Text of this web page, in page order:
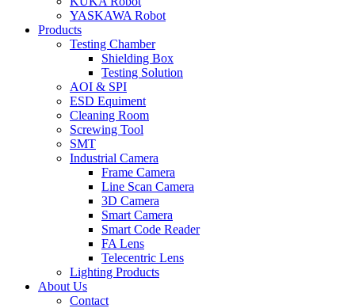
YASKAWA Robot
Products
Testing Chamber
Shielding Box
Testing Solution
AOI & SPI
ESD Equiment
Cleaning Room
Screwing Tool
SMT
Industrial Camera
Frame Camera
Line Scan Camera
3D Camera
Smart Camera
Smart Code Reader
FA Lens
Telecentric Lens
Lighting Products
About Us
Contact